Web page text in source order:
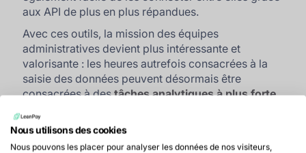
aux API de plus en plus répandues.
Avec ces outils, la mission des équipes
administratives devient plus intéressante et
valorisante : les heures autrefois consacrées à la
saisie des données peuvent désormais être
consacrées à destâches analytiques à plus forte
de l'efficacité globale de l'entreprise.
Prenons l'exemple de LeanPay (au hasard 😁) qui
Nous utilisons des cookies
Nous pouvons les placer pour analyser les données de nos visiteurs,